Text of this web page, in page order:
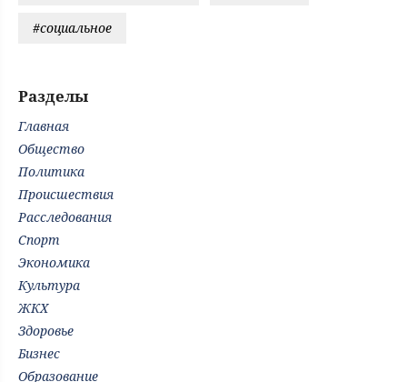
#социальное
Разделы
Главная
Общество
Политика
Происшествия
Расследования
Спорт
Экономика
Культура
ЖКХ
Здоровье
Бизнес
Образование